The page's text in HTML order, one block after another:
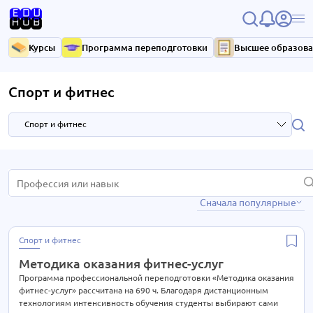
Курсы Программа переподготовки Высшее
Спорт и фитнес
Спорт и фитнес
HR и управление персоналом 3 курса
37 курсов
Антикризисное управление 7 курсов
Бухгалтерия
Высший менеджмент 33 курса
Сначала популярные
Спорт и фитнес
Методика оказания фитнес-услуг
Программа профессиональной переподготовки «Методика оказания
фитнес-услуг» рассчитана на 690 ч. Благодаря дистанционным
технологиям интенсивность обучения студенты выбирают сами